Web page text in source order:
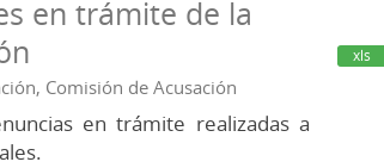
en trámite de la
Comisión de Acusación
en trámite realizadas a
xls